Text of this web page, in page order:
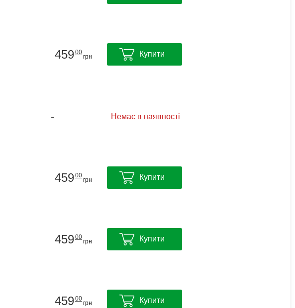
45900
грн Купити
- Немає в наявності
45900
грн Купити
45900
грн Купити
45900
грн Купити